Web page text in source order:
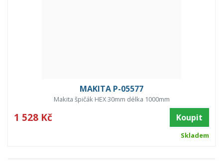
MAKITA P-05577
Makita špičák HEX 30mm délka 1000mm
1 528 Kč Koupit
Skladem